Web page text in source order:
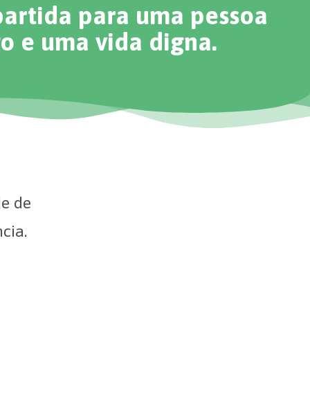
para uma pessoa
e uma vida digna.
de